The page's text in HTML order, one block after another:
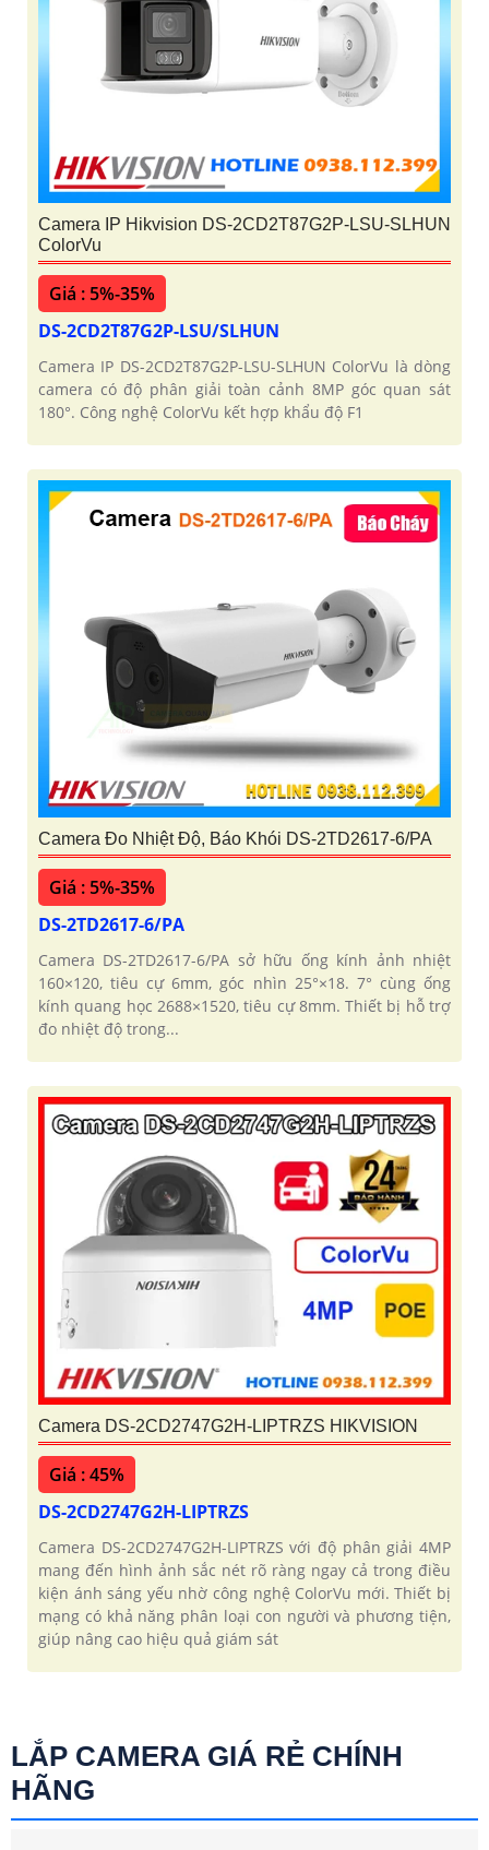
Camera IP Hikvision DS-2CD2T87G2P-LSU-SLHUN
ColorVu
Giá : 5%-35%
DS-2CD2T87G2P-LSU/SLHUN
Camera IP DS-2CD2T87G2P-LSU-SLHUN ColorVu là dòng
camera có độ phân giải toàn cảnh 8MP góc quan sát
180°. Công nghệ ColorVu kết hợp khẩu độ F1
Camera Đo Nhiệt Độ, Báo Khói DS-2TD2617-6/PA
Giá : 5%-35%
DS-2TD2617-6/PA
Camera DS-2TD2617-6/PA sở hữu ống kính ảnh nhiệt
160×120, tiêu cự 6mm, góc nhìn 25°×18. 7° cùng ống
kính quang học 2688×1520, tiêu cự 8mm. Thiết bị hỗ trợ
đo nhiệt độ trong...
Camera DS-2CD2747G2H-LIPTRZS HIKVISION
Giá : 45%
DS-2CD2747G2H-LIPTRZS
Camera DS-2CD2747G2H-LIPTRZS với độ phân giải 4MP
mang đến hình ảnh sắc nét rõ ràng ngay cả trong điều
kiện ánh sáng yếu nhờ công nghệ ColorVu mới. Thiết bị
mạng có khả năng phân loại con người và phương tiện,
giúp nâng cao hiệu quả giám sát
LẮP CAMERA GIÁ RẺ CHÍNH
HÃNG